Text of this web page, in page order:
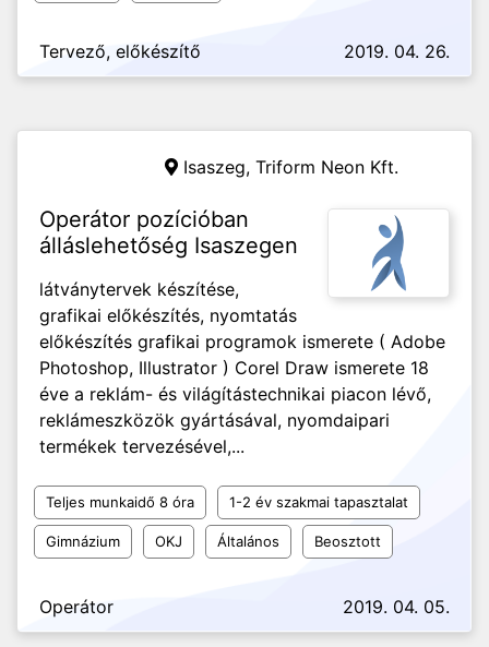
Tervező, előkészítő 2019. 04. 26.
Isaszeg, Triform Neon Kft.
Operátor pozícióban
álláslehetőség Isaszegen
látványtervek készítése,
grafikai előkészítés, nyomtatás
előkészítés grafikai programok ismerete ( Adobe
Photoshop, Illustrator ) Corel Draw ismerete 18
éve a reklám- és világítástechnikai piacon lévő,
reklámeszközök gyártásával, nyomdaipari
termékek tervezésével,...
Teljes munkaidő 8 óra 1-2 év szakmai tapasztalat
Gimnázium OKJ Általános Beosztott
Operátor 2019. 04. 05.